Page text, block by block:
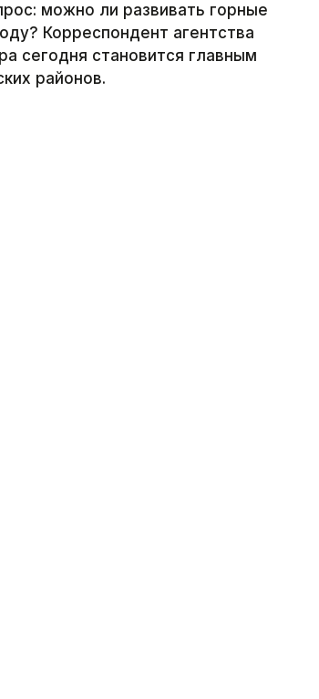
можно ли развивать горные
Корреспондент агентства
сегодня становится главным
районов.